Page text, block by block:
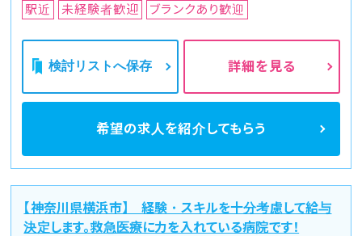
駅近
未経験者歓迎 ブランクあり歓迎
検討リストへ保存 詳細を見る
希望の求人を紹介してもらう
【神奈川県横浜市】 経験・スキルを十分考慮して給与
決定します。救急医療に力を入れている病院です！